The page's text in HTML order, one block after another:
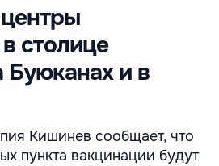
столице
Буюканах и в
Кишинев сообщает, что
пункта вакцинации будут